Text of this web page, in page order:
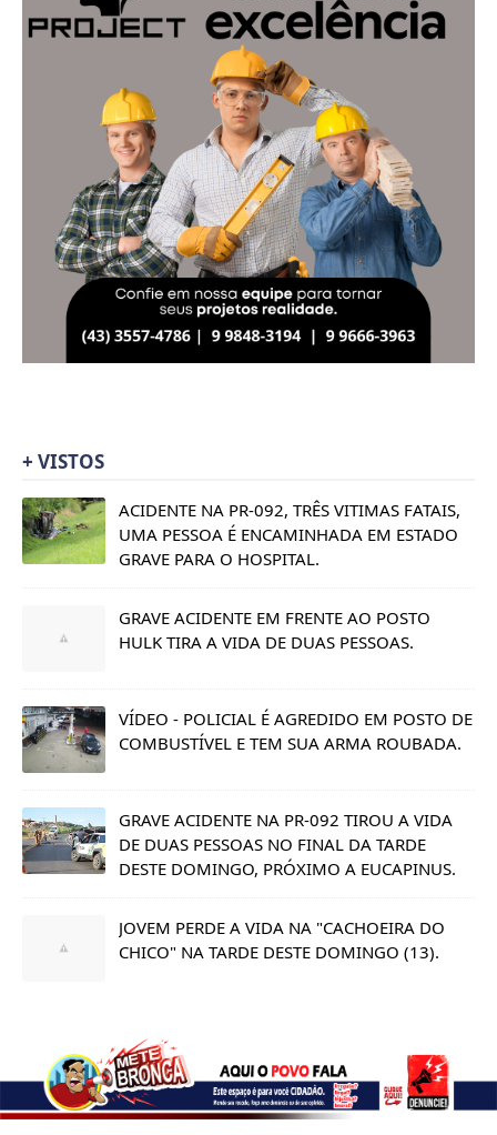
+ VISTOS
ACIDENTE NA PR-092, TRÊS VITIMAS FATAIS,
UMA PESSOA É ENCAMINHADA EM ESTADO
GRAVE PARA O HOSPITAL.
GRAVE ACIDENTE EM FRENTE AO POSTO
HULK TIRA A VIDA DE DUAS PESSOAS.
VÍDEO - POLICIAL É AGREDIDO EM POSTO DE
COMBUSTÍVEL E TEM SUA ARMA ROUBADA.
GRAVE ACIDENTE NA PR-092 TIROU A VIDA
DE DUAS PESSOAS NO FINAL DA TARDE
DESTE DOMINGO, PRÓXIMO A EUCAPINUS.
JOVEM PERDE A VIDA NA "CACHOEIRA DO
CHICO" NA TARDE DESTE DOMINGO (13).